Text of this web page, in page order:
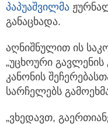
პაპუაშვილმა
განაცხადა.
აღნიშნულით ის
„უცხოური გავლენის
კანონის
სარჩელებს
„ვხედავთ,